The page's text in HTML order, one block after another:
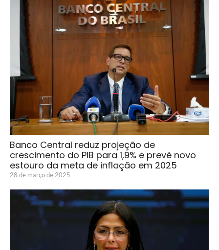
Banco Central reduz projeção de
crescimento do PIB para 1,9% e prevê novo
estouro da meta de inflação em 2025
28 de março de 2025